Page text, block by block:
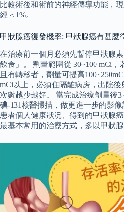
比較術後和術前的神經傳導功能，
經＜1%。
甲狀腺癌復發機率: 甲狀腺癌有甚麼
在治療前一個月必須先暫停甲狀腺
飲食」。 劑量範圍從 30~100 mCi
且有轉移者，劑量可提高
mCi以上，必須住隔離病房，出院後
次數越少越好。 當完成治療劑量後
碘-131核醫掃描，做更進一步的影
患者個人健康狀況、得到的甲狀腺
最基本常用的治療方式，多以甲狀腺